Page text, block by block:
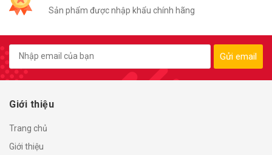
Sản phẩm được nhập khẩu chính hãng
Gửi email
Giới thiệu
Trang chủ
Giới thiệu